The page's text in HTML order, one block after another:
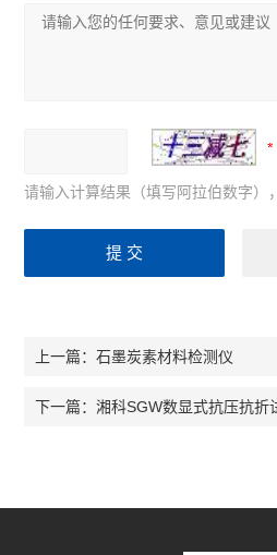
请输入计算结果（填写阿拉伯数字）
上一篇：石墨炭素材料检测仪
下一篇：湘科SGW数显式抗压抗折